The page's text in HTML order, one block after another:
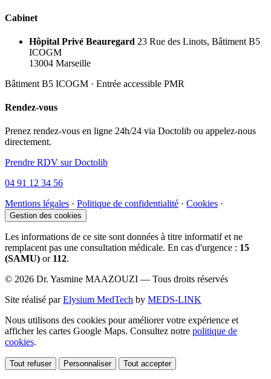
Cabinet
Hôpital Privé Beauregard 23 Rue des Linots, Bâtiment B5
ICOGM
13004 Marseille
Bâtiment B5 ICOGM · Entrée accessible PMR
Rendez-vous
Prenez rendez-vous en ligne 24h/24 via Doctolib ou appelez-nous
directement.
Prendre RDV sur Doctolib
04 91 12 34 56
Mentions légales · Politique de confidentialité · Cookies ·
Gestion des cookies
Les informations de ce site sont données à titre informatif et ne
remplacent pas une consultation médicale. En cas d'urgence : 15
(SAMU) or 112.
© 2026 Dr. Yasmine MAAZOUZI — Tous droits réservés
Site réalisé parElysium MedTech by MEDS-LINK
Nous utilisons des cookies pour améliorer votre expérience et
afficher les cartes Google Maps. Consultez notre politique de
cookies.
Tout refuser Personnaliser Tout accepter